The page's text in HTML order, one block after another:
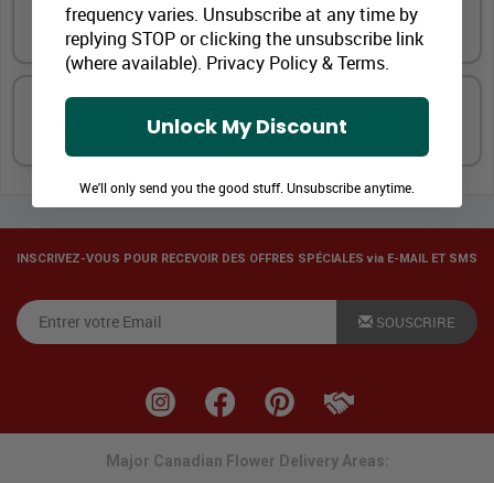
Vin et de la bière premium
Touche spéciale
INSCRIVEZ-VOUS POUR RECEVOIR DES OFFRES SPÉCIALES via E-MAIL ET SMS
SOUSCRIRE
Major Canadian Flower Delivery Areas:
frequency varies. Unsubscribe at any time by
replying STOP or clicking the unsubscribe link
(where available). Privacy Policy&Terms.
Unlock My Discount
We'll only send you the good stuff. Unsubscribe anytime.